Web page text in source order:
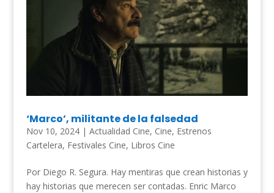
‘Marco’, militante de la falsedad
Nov 10, 2024| Actualidad Cine, Cine, Estrenos
Cartelera, Festivales Cine, Libros Cine
Por Diego R. Segura. Hay mentiras que crean historias y
hay historias que merecen ser contadas. Enric Marco